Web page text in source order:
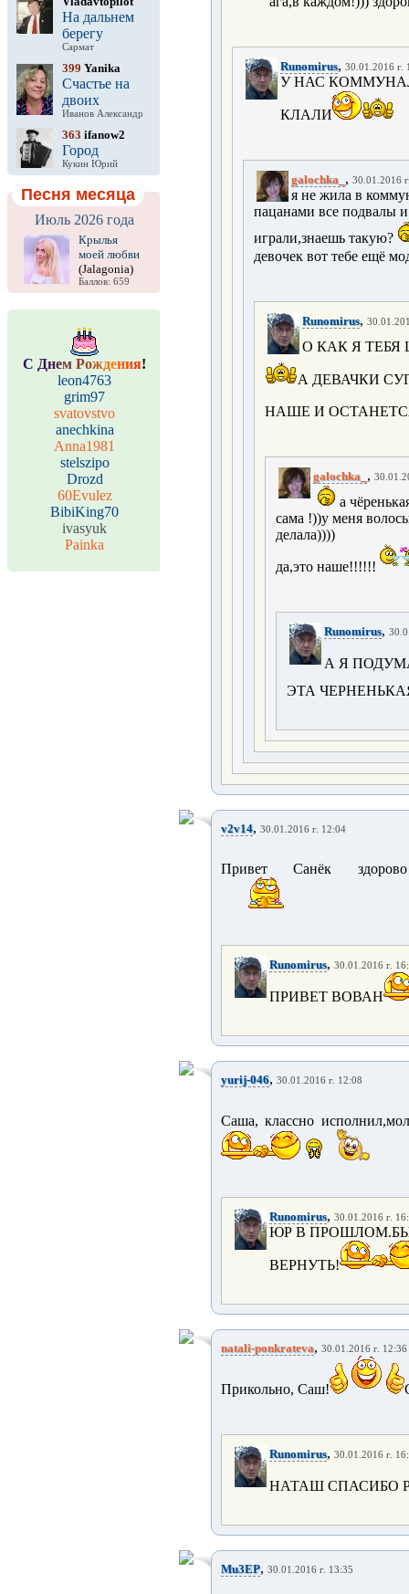
На дальнем
берегу
Сармат
399 Yanika
Счастье на
двоих
Иванов Александр
363 ifanow2
Город
Кукин Юрий
Песня месяца
Июль 2026 года
Крылья
моей любви
(Jalagonia)
Баллов: 659
С Днем Рождения!
leon4763
grim97
svatovstvo
anechkina
Anna1981
stelszipo
Drozd
60Evulez
BibiKing70
ivasyuk
Painka
Runomirus, 30.01.2016 г.
У НАС
КЛАЛИ
galochka_ , 30.01.2016
я не жила в
пацанами все подвалы
играли,знаешь такую?
девочек вот тебе ещё
Runomirus,
О КАК Я ТЕБЯ
А ДЕВАЧКИ
НАШЕ И
galochka_ ,
а
сама !))у меня
делала))))
да,это наше!!!!!!
Runomirus,
А Я
ЭТА
v2v14, 30.01.2016 г. 12:04
Привет Санёк
Runomirus, 30.01.2016 г.
ПРИВЕТ ВОВАН
yurij-046, 30.01.2016 г. 12:08
Саша, классно
Runomirus, 30.01.2016 г.
ЮР В
ВЕРНУТЬ!
natali-ponkrateva, 30.01.2016 г. 12:36
Прикольно, Саш!
Runomirus, 30.01.2016 г.
НАТАШ СПАСИБО
Mu3EP, 30.01.2016 г. 13:35